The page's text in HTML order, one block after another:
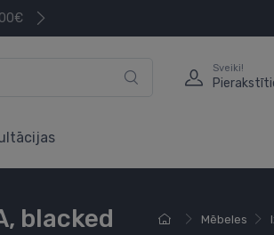
Sveiki!
Mēbeles
blacked